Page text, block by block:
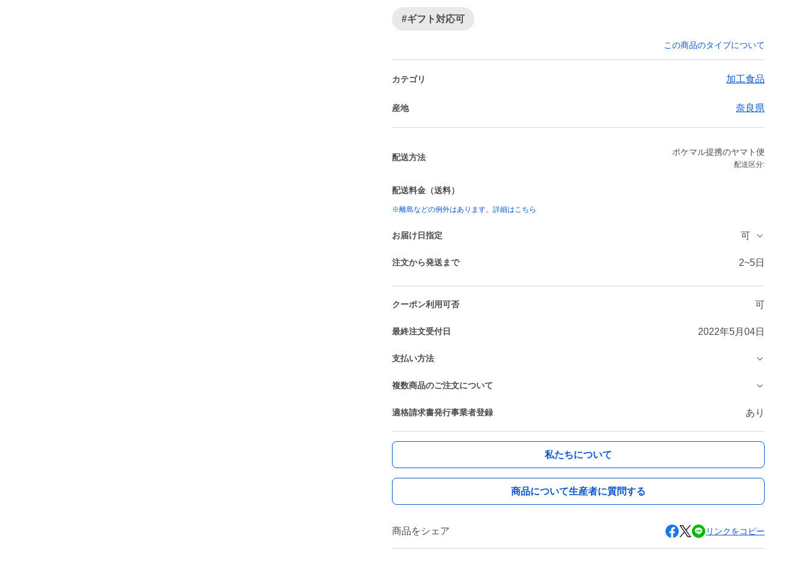
#ギフト対応可
この商品のタイプについて
カテゴリ 加工食品
産地 奈良県
配送方法
ポケマル提携のヤマト便
配送区分:
配送料金（送料）
※離島などの例外はあります。詳細はこちら
お届け日指定 可
注文から発送まで 2~5日
クーポン利用可否 可
最終注文受付日 2022年5月04日
支払い方法
複数商品のご注文について
適格請求書発行事業者登録 あり
私たちについて
商品について生産者に質問する
商品をシェア リンクをコピー